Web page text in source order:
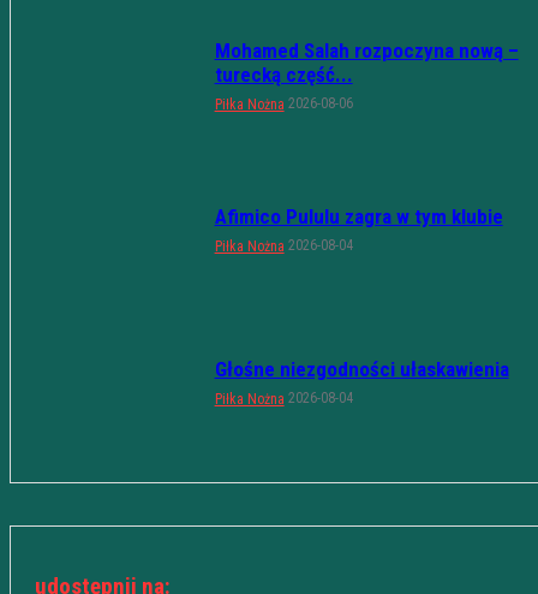
Mohamed Salah rozpoczyna nową –
turecką część...
Piłka Nożna 2026-08-06
Afimico Pululu zagra w tym klubie
Piłka Nożna 2026-08-04
Głośne niezgodności ułaskawienia
Piłka Nożna 2026-08-04
udostępnij na: